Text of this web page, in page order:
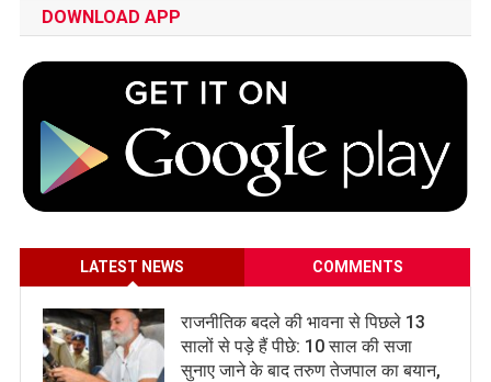
DOWNLOAD APP
LATEST NEWS COMMENTS
राजनीतिक बदले की भावना से पिछले 13
सालों से पड़े हैं पीछे: 10 साल की सजा
सुनाए जाने के बाद तरुण तेजपाल का बयान,